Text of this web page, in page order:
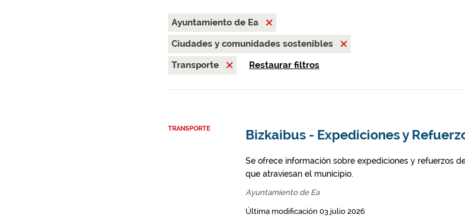
Ayuntamiento de Ea
Ciudades y comunidades sostenibles
Transporte
Restaurar filtros
TRANSPORTE Bizkaibus - Expediciones y
Se ofrece información sobre expediciones y refuerzos
que atraviesan el municipio.
Ayuntamiento de Ea
Última modificación 03 julio 2026